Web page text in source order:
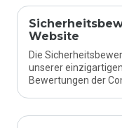
Website
Die
unserer
Bewertungen der